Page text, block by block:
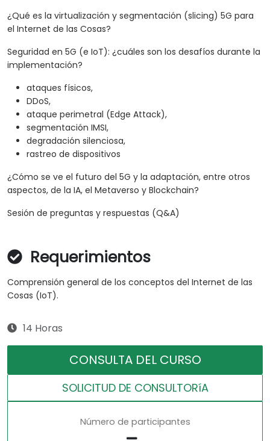
¿Qué es la virtualización y segmentación (slicing) 5G para
el Internet de las Cosas?
Seguridad en 5G (e IoT): ¿cuáles son los desafíos durante la
implementación?
ataques físicos,
DDoS,
ataque perimetral (Edge Attack),
segmentación IMSI,
degradación silenciosa,
rastreo de dispositivos
¿Cómo se ve el futuro del 5G y la adaptación, entre otros
aspectos, de la IA, el Metaverso y Blockchain?
Sesión de preguntas y respuestas (Q&A)
Requerimientos
Comprensión general de los conceptos del Internet de las
Cosas (IoT).
14 Horas
CONSULTA DEL CURSO
SOLICITUD DE CONSULTORíA
Número de participantes